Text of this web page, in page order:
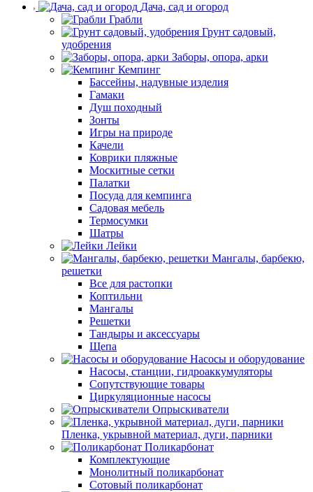
Дача, сад и огород
Грабли
Грунт садовый,
удобрения
Заборы, опора, арки
Кемпинг
Бассейны, надувные изделия
Гамаки
Душ походный
Зонты
Игры на природе
Качели
Коврики пляжные
Москитные сетки
Палатки
Посуда для кемпинга
Садовая мебель
Термосумки
Шатры
Лейки
Мангалы, барбекю,
решетки
Все для растопки
Коптильни
Мангалы
Решетки
Тандыры и аксессуары
Щепа
Насосы и оборудование
Насосы, станции, гидроаккумуляторы
Сопутствующие товары
Циркуляционные насосы
Опрыскиватели
Пленка, укрывной материал, дуги, парники
Поликарбонат
Комплектующие
Монолитный поликарбонат
Сотовый поликарбонат